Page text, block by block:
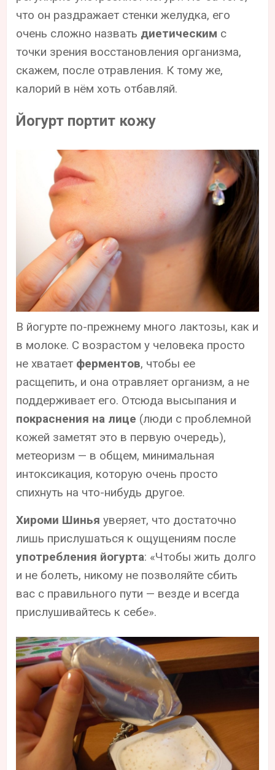
что он раздражает стенки желудка, его
очень сложно назвать диетическим с
точки зрения восстановления организма,
скажем, после отравления. К тому же,
калорий в нём хоть отбавляй.
Йогурт портит кожу
В йогурте по-прежнему много лактозы, как и
в молоке. С возрастом у человека просто
не хватает ферментов, чтобы ее
расщепить, и она отравляет организм, а не
поддерживает его. Отсюда высыпания и
покраснения на лице (люди с проблемной
кожей заметят это в первую очередь),
метеоризм — в общем, минимальная
интоксикация, которую очень просто
спихнуть на что-нибудь другое.
Хироми Шинья уверяет, что достаточно
лишь прислушаться к ощущениям после
употребления йогурта: «Чтобы жить долго
и не болеть, никому не позволяйте сбить
вас с правильного пути — везде и всегда
прислушивайтесь к себе».